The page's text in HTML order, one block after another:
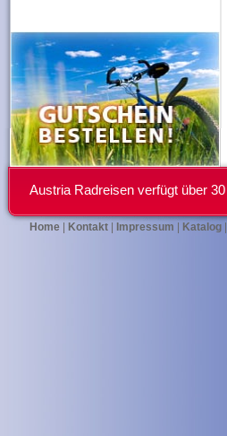
Austria Radreisen verfügt über
Home| Kontakt| Impressum Katalog|